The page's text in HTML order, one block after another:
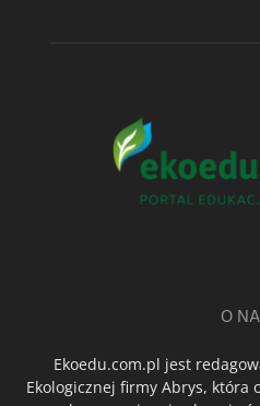
O
Ekoedu.com.pl jest
Ekologicznej firmy Abrys,